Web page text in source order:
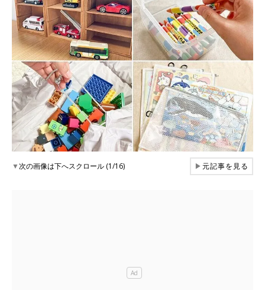
▼次の画像は下へスクロール (1/16) ▶元記事を見る